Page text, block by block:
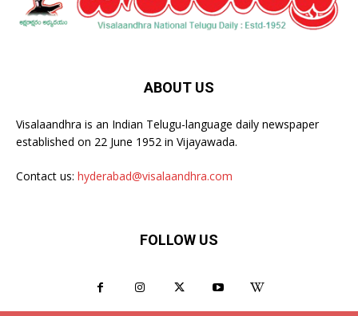
ABOUT US
Visalaandhra is an Indian Telugu-language daily newspaper
established on 22 June 1952 in Vijayawada.
Contact us: hyderabad@visalaandhra.com
FOLLOW US